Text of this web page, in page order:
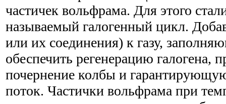
частичек вольфрама. Для этого
называемый галогенный цикл.
или их соединения) к газу,
обеспечить регенерацию
почернение колбы и
поток. Частички вольфрама при